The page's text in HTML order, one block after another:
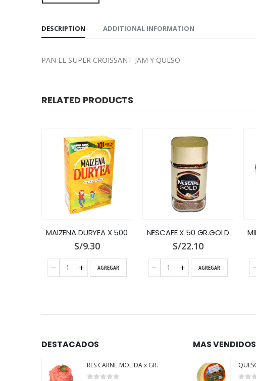
DESCRIPTION ADDITIONAL INFORMATION
PAN EL SUPER CROISSANT JAM Y QUESO
RELATED PRODUCTS
MAIZENA DURYEA X 500
S/9.30
AGREGAR
NESCAFE X 50 GR.GOLD
S/22.10
AGREGAR
DESTACADOS
RES CARNE MOLIDA x GR.
MAS VENDIDOS